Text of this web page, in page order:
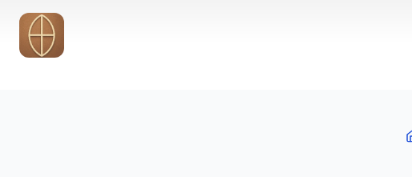
Skip to main content